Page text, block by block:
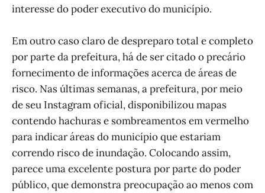
interesse do poder executivo do município.
Em outro caso claro de despreparo total e completo
por parte da prefeitura, há de ser citado o precário
fornecimento de informações acerca de áreas de
risco. Nas últimas semanas, a prefeitura, por meio
de seu Instagram oficial, disponibilizou mapas
contendo hachuras e sombreamentos em vermelho
para indicar áreas do município que estariam
correndo risco de inundação. Colocando assim,
parece uma excelente postura por parte do poder
público, que demonstra preocupação ao menos com